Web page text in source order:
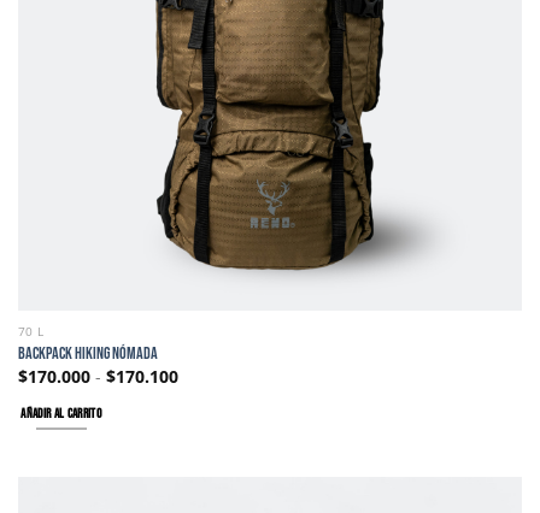
70 L
BACKPACK HIKING NÓMADA
$170.000 - $170.100
AÑADIR AL CARRITO